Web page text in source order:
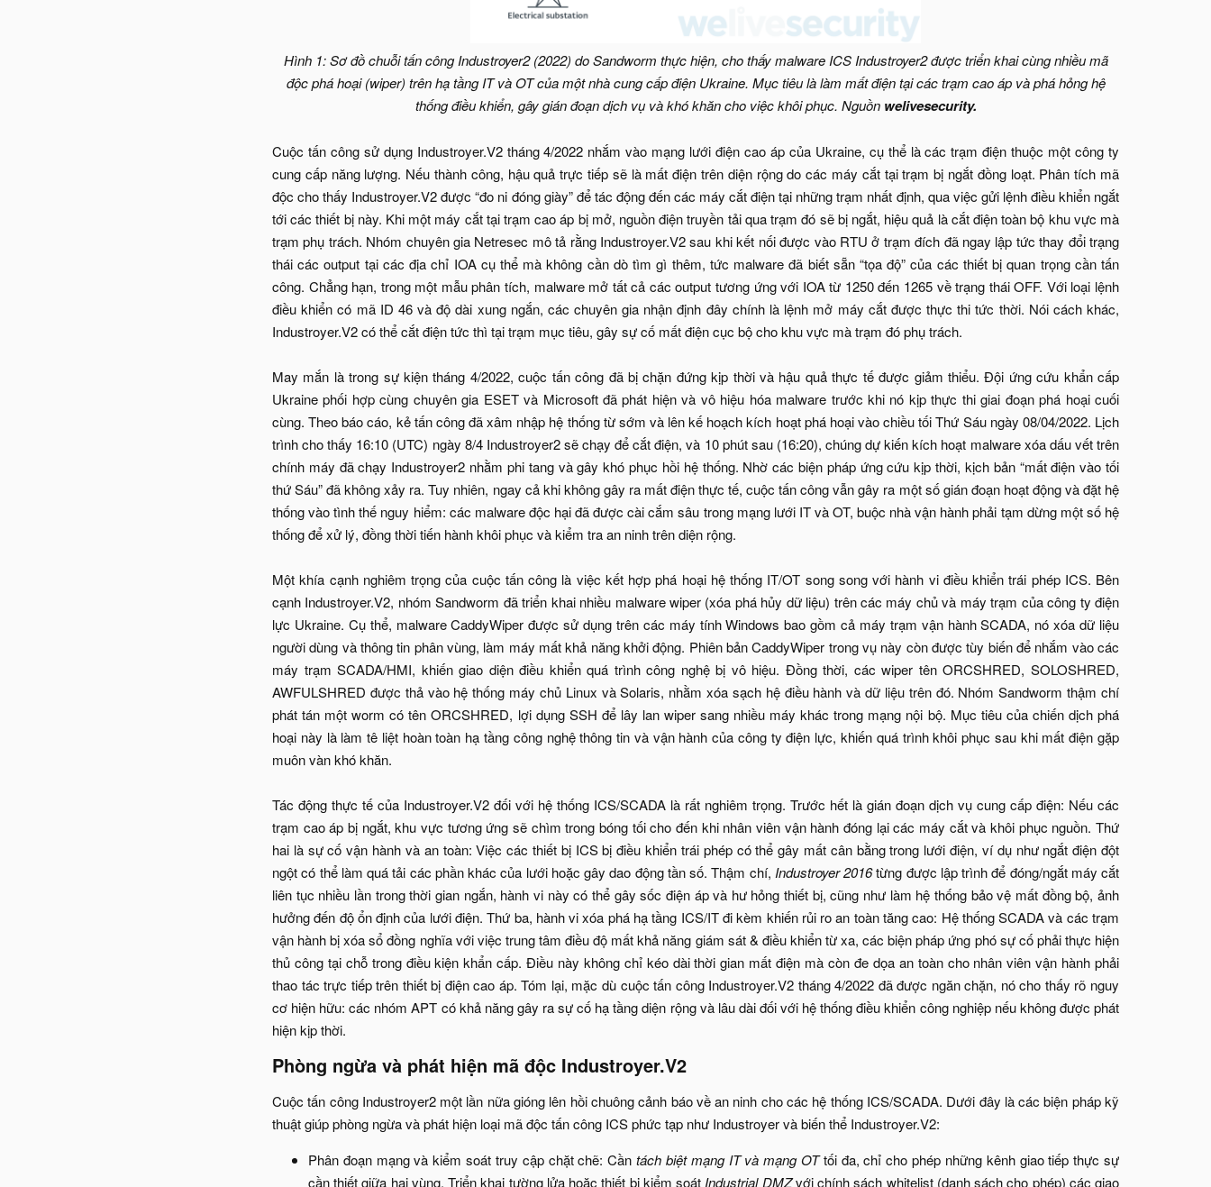
Hình 1: Sơ đồ chuỗi tấn công Industroyer2 (2022) do Sandworm thực hiện, cho thấy malware ICS Industroyer2 được triển khai cùng nhiều mã
độc phá hoại (wiper) trên hạ tầng IT và OT của một nhà cung cấp điện Ukraine. Mục tiêu là làm mất điện tại các trạm cao áp và phá hỏng hệ
thống điều khiển, gây gián đoạn dịch vụ và khó khăn cho việc khôi phục. Nguồn welivesecurity.
Cuộc tấn công sử dụng Industroyer.V2 tháng 4/2022 nhắm vào mạng lưới điện cao áp của Ukraine, cụ thể là các trạm điện thuộc một công ty
cung cấp năng lượng. Nếu thành công, hậu quả trực tiếp sẽ là mất điện trên diện rộng do các máy cắt tại trạm bị ngắt đồng loạt. Phân tích mã
độc cho thấy Industroyer.V2 được “đo ni đóng giày” để tác động đến các máy cắt điện tại những trạm nhất định, qua việc gửi lệnh điều khiển ngắt
tới các thiết bị này. Khi một máy cắt tại trạm cao áp bị mở, nguồn điện truyền tải qua trạm đó sẽ bị ngắt, hiệu quả là cắt điện toàn bộ khu vực mà
trạm phụ trách. Nhóm chuyên gia Netresec mô tả rằng Industroyer.V2 sau khi kết nối được vào RTU ở trạm đích đã ngay lập tức thay đổi trạng
thái các output tại các địa chỉ IOA cụ thể mà không cần dò tìm gì thêm, tức malware đã biết sẵn “tọa độ” của các thiết bị quan trọng cần tấn
công. Chẳng hạn, trong một mẫu phân tích, malware mở tất cả các output tương ứng với IOA từ 1250 đến 1265 về trạng thái OFF. Với loại lệnh
điều khiển có mã ID 46 và độ dài xung ngắn, các chuyên gia nhận định đây chính là lệnh mở máy cắt được thực thi tức thời. Nói cách khác,
Industroyer.V2 có thể cắt điện tức thì tại trạm mục tiêu, gây sự cố mất điện cục bộ cho khu vực mà trạm đó phụ trách.
May mắn là trong sự kiện tháng 4/2022, cuộc tấn công đã bị chặn đứng kịp thời và hậu quả thực tế được giảm thiểu. Đội ứng cứu khẩn cấp
Ukraine phối hợp cùng chuyên gia ESET và Microsoft đã phát hiện và vô hiệu hóa malware trước khi nó kịp thực thi giai đoạn phá hoại cuối
cùng. Theo báo cáo, kẻ tấn công đã xâm nhập hệ thống từ sớm và lên kế hoạch kích hoạt phá hoại vào chiều tối Thứ Sáu ngày 08/04/2022. Lịch
trình cho thấy 16:10 (UTC) ngày 8/4 Industroyer2 sẽ chạy để cắt điện, và 10 phút sau (16:20), chúng dự kiến kích hoạt malware xóa dấu vết trên
chính máy đã chạy Industroyer2 nhằm phi tang và gây khó phục hồi hệ thống. Nhờ các biện pháp ứng cứu kịp thời, kịch bản “mất điện vào tối
thứ Sáu” đã không xảy ra. Tuy nhiên, ngay cả khi không gây ra mất điện thực tế, cuộc tấn công vẫn gây ra một số gián đoạn hoạt động và đặt hệ
thống vào tình thế nguy hiểm: các malware độc hại đã được cài cắm sâu trong mạng lưới IT và OT, buộc nhà vận hành phải tạm dừng một số hệ
thống để xử lý, đồng thời tiến hành khôi phục và kiểm tra an ninh trên diện rộng.
Một khía cạnh nghiêm trọng của cuộc tấn công là việc kết hợp phá hoại hệ thống IT/OT song song với hành vi điều khiển trái phép ICS. Bên
cạnh Industroyer.V2, nhóm Sandworm đã triển khai nhiều malware wiper (xóa phá hủy dữ liệu) trên các máy chủ và máy trạm của công ty điện
lực Ukraine. Cụ thể, malware CaddyWiper được sử dụng trên các máy tính Windows bao gồm cả máy trạm vận hành SCADA, nó xóa dữ liệu
người dùng và thông tin phân vùng, làm máy mất khả năng khởi động. Phiên bản CaddyWiper trong vụ này còn được tùy biến để nhắm vào các
máy trạm SCADA/HMI, khiến giao diện điều khiển quá trình công nghệ bị vô hiệu. Đồng thời, các wiper tên ORCSHRED, SOLOSHRED,
AWFULSHRED được thả vào hệ thống máy chủ Linux và Solaris, nhằm xóa sạch hệ điều hành và dữ liệu trên đó. Nhóm Sandworm thậm chí
phát tán một worm có tên ORCSHRED, lợi dụng SSH để lây lan wiper sang nhiều máy khác trong mạng nội bộ. Mục tiêu của chiến dịch phá
hoại này là làm tê liệt hoàn toàn hạ tầng công nghệ thông tin và vận hành của công ty điện lực, khiến quá trình khôi phục sau khi mất điện gặp
muôn vàn khó khăn.
Tác động thực tế của Industroyer.V2 đối với hệ thống ICS/SCADA là rất nghiêm trọng. Trước hết là gián đoạn dịch vụ cung cấp điện: Nếu các
trạm cao áp bị ngắt, khu vực tương ứng sẽ chìm trong bóng tối cho đến khi nhân viên vận hành đóng lại các máy cắt và khôi phục nguồn. Thứ
hai là sự cố vận hành và an toàn: Việc các thiết bị ICS bị điều khiển trái phép có thể gây mất cân bằng trong lưới điện, ví dụ như ngắt điện đột
ngột có thể làm quá tải các phần khác của lưới hoặc gây dao động tần số. Thậm chí, Industroyer 2016từng được lập trình để đóng/ngắt máy cắt
liên tục nhiều lần trong thời gian ngắn, hành vi này có thể gây sốc điện áp và hư hỏng thiết bị, cũng như làm hệ thống bảo vệ mất đồng bộ, ảnh
hưởng đến độ ổn định của lưới điện. Thứ ba, hành vi xóa phá hạ tầng ICS/IT đi kèm khiến rủi ro an toàn tăng cao: Hệ thống SCADA và các trạm
vận hành bị xóa sổ đồng nghĩa với việc trung tâm điều độ mất khả năng giám sát & điều khiển từ xa, các biện pháp ứng phó sự cố phải thực hiện
thủ công tại chỗ trong điều kiện khẩn cấp. Điều này không chỉ kéo dài thời gian mất điện mà còn đe dọa an toàn cho nhân viên vận hành phải
thao tác trực tiếp trên thiết bị điện cao áp. Tóm lại, mặc dù cuộc tấn công Industroyer.V2 tháng 4/2022 đã được ngăn chặn, nó cho thấy rõ nguy
cơ hiện hữu: các nhóm APT có khả năng gây ra sự cố hạ tầng diện rộng và lâu dài đối với hệ thống điều khiển công nghiệp nếu không được phát
hiện kịp thời.​
Phòng ngừa và phát hiện mã độc Industroyer.V2​
Cuộc tấn công Industroyer2 một lần nữa gióng lên hồi chuông cảnh báo về an ninh cho các hệ thống ICS/SCADA. Dưới đây là các biện pháp kỹ
thuật giúp phòng ngừa và phát hiện loại mã độc tấn công ICS phức tạp như Industroyer và biến thể Industroyer.V2:​
Phân đoạn mạng và kiểm soát truy cập chặt chẽ: Cầntách biệt mạng IT và mạng OTtối đa, chỉ cho phép những kênh giao tiếp thực sự
cần thiết giữa hai vùng. Triển khai tường lửa hoặc thiết bị kiểm soát Industrial DMZvới chính sách whitelist (danh sách cho phép) các giao